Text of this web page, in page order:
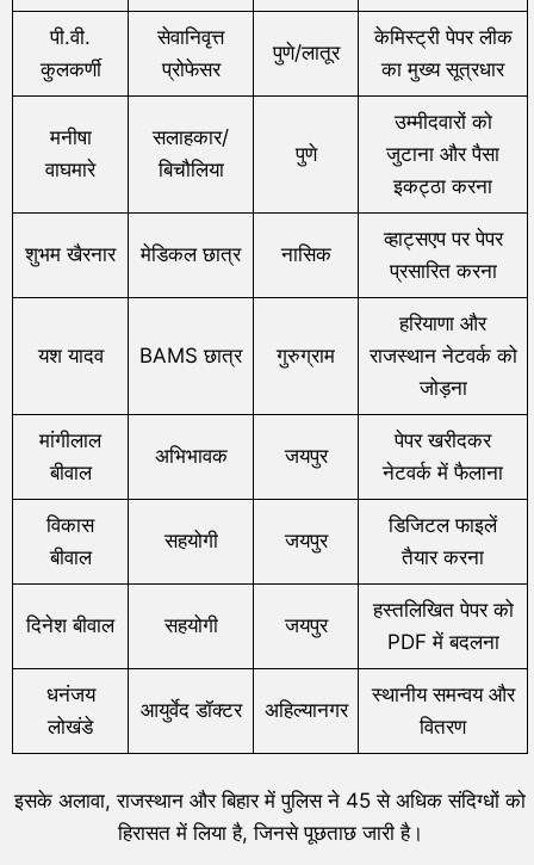
पी.वी.
कुलकर्णी
सेवानिवृत्त
प्रोफेसर
पुणे/लातूर
केमिस्ट्री पेपर लीक
का मुख्य सूत्रधार
मनीषा
वाघमारे
सलाहकार/
बिचौलिया
पुणे
उम्मीदवारों को
जुटाना और पैसा
इकट्ठा करना
शुभम खैरनार मेडिकल छात्र नासिक
व्हाट्सएप पर पेपर
प्रसारित करना
यश यादव BAMS छात्र गुरुग्राम
हरियाणा और
राजस्थान नेटवर्क को
जोड़ना
मांगीलाल
बीवाल
अभिभावक जयपुर
पेपर खरीदकर
नेटवर्क में फैलाना
विकास
बीवाल
सहयोगी जयपुर
डिजिटल फाइलें
तैयार करना
दिनेश बीवाल सहयोगी जयपुर
हस्तलिखित पेपर को
PDF में बदलना
धनंजय
लोखंडे
आयुर्वेद डॉक्टर अहिल्यानगर
स्थानीय समन्वय और
वितरण
इसके अलावा, राजस्थान और बिहार में पुलिस ने 45 से अधिक संदिग्धों को
हिरासत में लिया है, जिनसे पूछताछ जारी है।